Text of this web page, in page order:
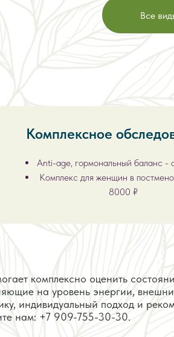
Все
Комплексное
Anti-age, гормональный баланс -
Комплекс для женщин в
8000 ₽
комплексно оценить
на уровень энергии,
индивидуальный подход и
нам: +7 909-755-30-30.